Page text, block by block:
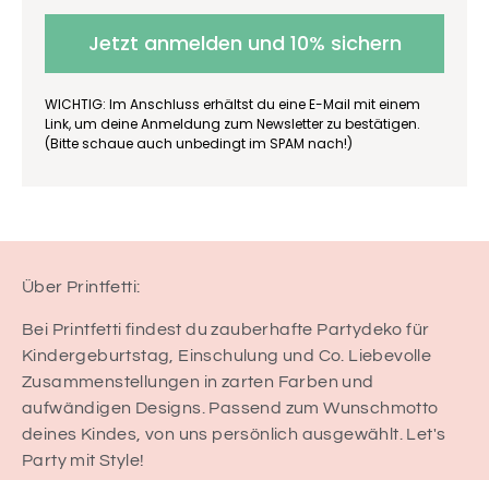
Jetzt anmelden und 10% sichern
WICHTIG: Im Anschluss erhältst du eine E-Mail mit einem
Link, um deine Anmeldung zum Newsletter zu bestätigen.
(Bitte schaue auch unbedingt im SPAM nach!)
Über Printfetti:
Bei Printfetti findest du zauberhafte Partydeko für
Kindergeburtstag, Einschulung und Co. Liebevolle
Zusammenstellungen in zarten Farben und
aufwändigen Designs. Passend zum Wunschmotto
deines Kindes, von uns persönlich ausgewählt. Let's
Party mit Style!